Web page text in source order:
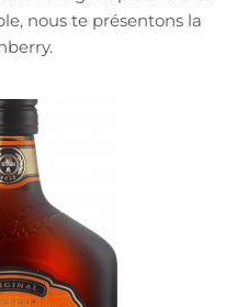
nous te présentons la